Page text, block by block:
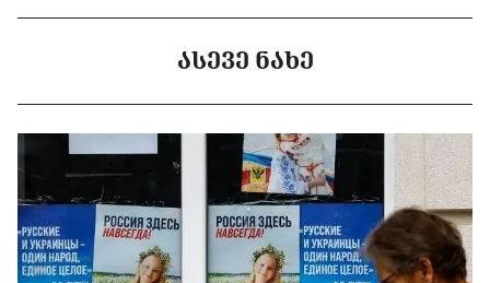
ᲐᲡᲔᲕᲔ ᲜᲐᲮᲔ